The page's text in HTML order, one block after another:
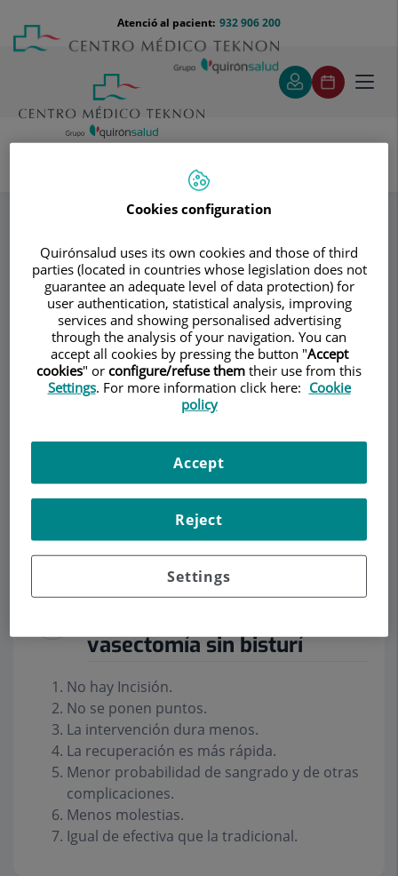
contingut
Menú
teléfono
cabecera
932 906 200
Atenció al pacient:
Dr. Josep Miquel Viladoms Fuster
Vasectomia sense bisturí i sense agulla
Consultori
Dr. Josep Miquel
Viladoms Fuster
UROLOGIAANDROLOGIA
DescripcióServeisContacteDades d'interèsHorari
Demanar Cita
vasectomía sin bisturí
No hay Incisión.
No se ponen puntos.
La intervención dura menos.
La recuperación es más rápida.
Menor probabilidad de sangrado y de otras
complicaciones.
Menos molestias.
Igual de efectiva que la tradicional.
Cookies configuration
Quirónsalud uses its own cookies and those of third
parties (located in countries whose legislation does not
guarantee an adequate level of data protection) for
user authentication, statistical analysis, improving
services and showing personalised advertising
through the analysis of your navigation. You can
accept all cookies by pressing the button "Accept
cookies" or configure/refuse them their use from this
Settings. For more information click here: Cookie
policy
Settings
Reject
Accept